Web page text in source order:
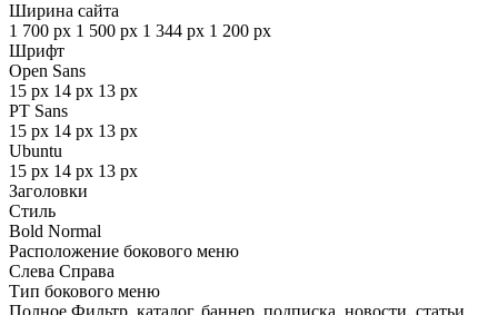
Ширина сайта
1 700 px 1 500 px 1 344 px 1 200 px
Шрифт
Open Sans
15 px 14 px 13 px
PT Sans
15 px 14 px 13 px
Ubuntu
15 px 14 px 13 px
Заголовки
Стиль
Bold Normal
Расположение бокового меню
Слева Справа
Тип бокового меню
Полное Фильтр, каталог, баннер, подписка, новости, статьи